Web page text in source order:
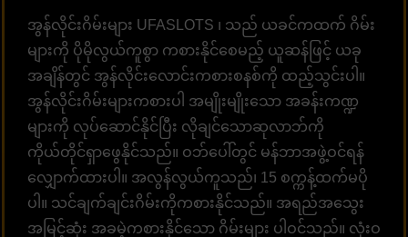
အွန်လိုင်းဂိမ်းများ UFASLOTS ၊ သည် ယခင်ကထက် ဂိမ်း
များကို ပိုမိုလွယ်ကူစွာ ကစားနိုင်စေမည့် ယူဆန်ဖြင့် ယခု
အချိန်တွင် အွန်လိုင်းလောင်းကစားစနစ်ကို ထည့်သွင်းပါ။
အွန်လိုင်းဂိမ်းများကစားပါ အမျိုးမျိုးသော အခန်းကဏ္ဍ
များကို လုပ်ဆောင်နိုင်ပြီး လိုချင်သောဆုလာဘ်ကို
ကိုယ်တိုင်ရှာဖွေနိုင်သည်။ ဝဘ်ပေါ်တွင် မန်ဘာအဖွဲ့ဝင်ရန်
လျှောက်ထားပါ။ အလွန်လွယ်ကူသည်၊ 15 စက္ကန့်ထက်မပို
ပါ။ သင်ချက်ချင်းဂိမ်းကိုကစားနိုင်သည်။ အရည်အသွေး
အမြင့်ဆုံး အခမဲ့ကစားနိုင်သော ဂိမ်းများ ပါဝင်သည်။ လုံးဝ